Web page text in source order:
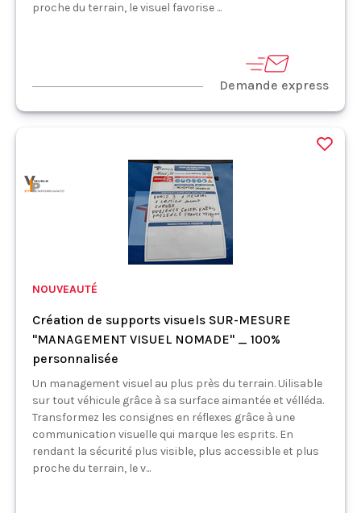
proche du terrain, le visuel favorise ...
Demande express
NOUVEAUTÉ
Création de supports visuels SUR-MESURE
"MANAGEMENT VISUEL NOMADE" _ 100%
personnalisée
Un management visuel au plus près du terrain. Uilisable
sur tout véhicule grâce à sa surface aimantée et vélléda.
Transformez les consignes en réflexes grâce à une
communication visuelle qui marque les esprits. En
rendant la sécurité plus visible, plus accessible et plus
proche du terrain, le v...